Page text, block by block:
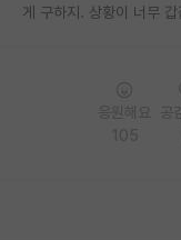
게 구하지. 상황이 너무